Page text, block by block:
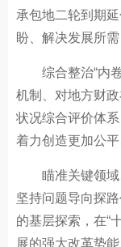
承包地二轮到期
盼、解决发展所
综合整治“内卷
机制、对地方财
状况综合评价体
着力创造更加公平
瞄准关键领域
坚持问题导向探
的基层探索，在“
展的强大改革势能